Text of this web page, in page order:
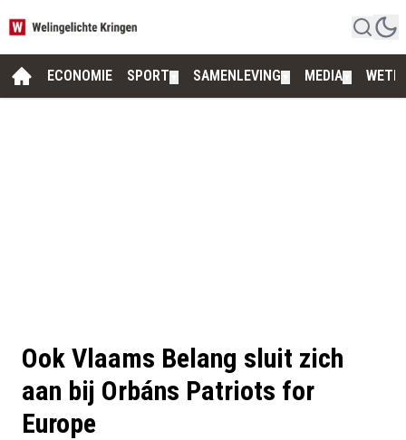
ECONOMIE SPORT SAMENLEVING MEDIA
Ook Vlaams Belang sluit zich
aan bij Orbáns Patriots for
Europe